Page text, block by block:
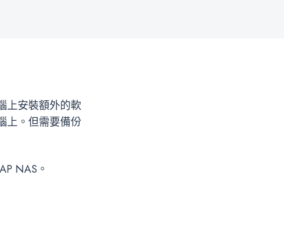
上安裝額外的軟
上。但需要備份
NAS。